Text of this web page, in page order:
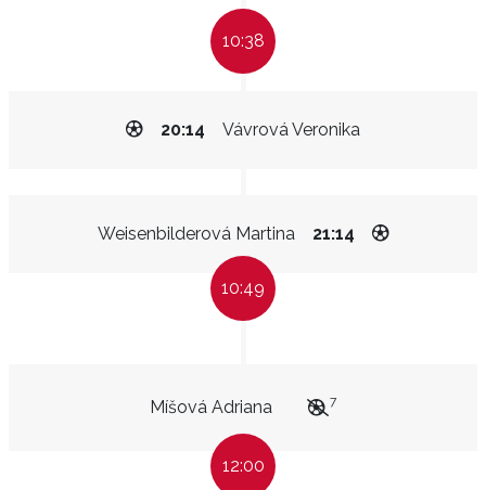
10:38
Vávrová Veronika
20:14
Weisenbilderová Martina 21:14
10:49
Míšová Adriana 7
12:00